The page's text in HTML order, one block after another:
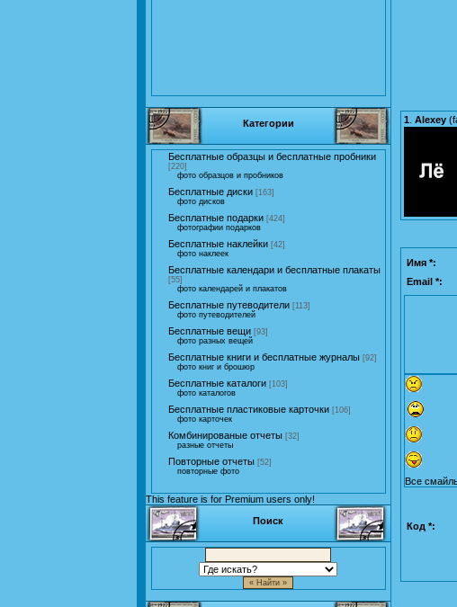
Категории
Бесплатные образцы и бесплатные пробники
[220]
фото образцов и пробников
Бесплатные диски [163]
фото дисков
Бесплатные подарки [424]
фотографии подарков
Бесплатные наклейки [42]
фото наклеек
Бесплатные календари и бесплатные плакаты
[55]
фото календарей и плакатов
Бесплатные путеводители [113]
фото путеводителей
Бесплатные вещи [93]
фото разных вещей
Бесплатные книги и бесплатные журналы [92]
фото книг и брошюр
Бесплатные каталоги [103]
фото каталогов
Бесплатные пластиковые карточки [106]
фото карточек
Комбинированые отчеты [32]
разные отчеты
Повторные отчеты [52]
повторные фото
This feature is for Premium users only!
Поиск
1 Alexey (
Имя *:
Email *:
Все
Код *: